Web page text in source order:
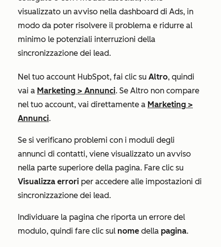
visualizzato un avviso nella dashboard di Ads, in
modo da poter risolvere il problema e ridurre al
minimo le potenziali interruzioni della
sincronizzazione dei lead.
Nel tuo account HubSpot, fai clic su Altro, quindi
vai a Marketing > Annunci. Se Altro non compare
nel tuo account, vai direttamente a Marketing >
Annunci.
Se si verificano problemi con i moduli degli
annunci di contatti, viene visualizzato un avviso
nella parte superiore della pagina. Fare clic su
Visualizza errori per accedere alle impostazioni di
sincronizzazione dei lead.
Individuare la pagina che riporta un errore del
modulo, quindi fare clic sul nome della pagina.